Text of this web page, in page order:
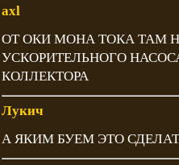
axl
ОТ ОКИ МОНА ТОКА ТАМ
УСКОРИТЕЛЬНОГО
КОЛЛЕКТОРА
Лукич
А ЯКИМ БУЕМ ЭТО